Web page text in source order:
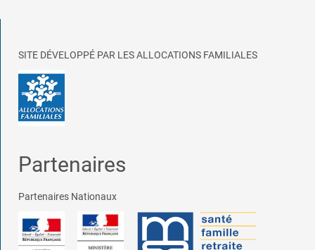
SITE DÉVELOPPÉ PAR LES ALLOCATIONS FAMILIALES
Partenaires
Partenaires Nationaux